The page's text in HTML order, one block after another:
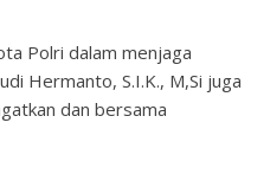
Polri dalam menjaga
Hermanto, S.I.K., M,Si juga
dan bersama